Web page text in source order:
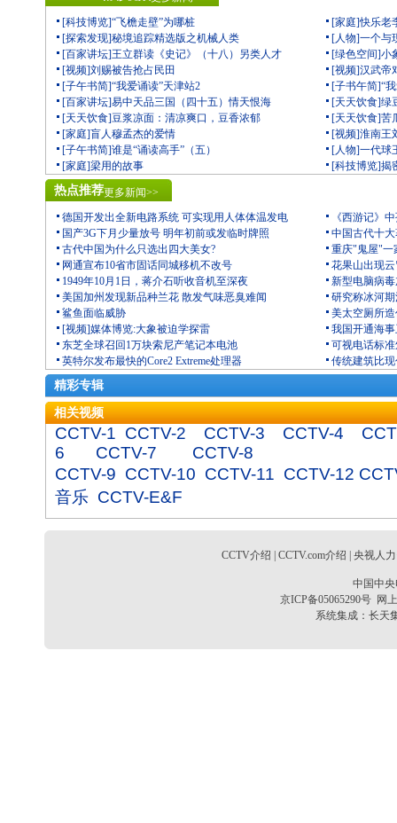
[科技博览]“飞檐走壁”为哪桩
[家庭]快乐老
[探索发现]秘境追踪精选版之机械人类
[人物]一个
[百家讲坛]王立群读《史记》（十八）另类人才
[绿色空间]小
[视频]刘赐被告抢占民田
[视频]汉武帝
[子午书简]“我爱诵读”天津站2
[子书午简]“
[百家讲坛]易中天品三国（四十五）情天恨海
[天天饮食]绿
[天天饮食]豆浆凉面：清凉爽口，豆香浓郁
[天天饮食]苦
[家庭]盲人穆孟杰的爱情
[视频]淮南王
[子午书简]谁是“诵读高手”（五）
[人物]一代球
[家庭]梁用的故事
[科技博览]揭
热点推荐更多新闻>>
德国开发出全新电路系统 可实现用人体体温发电
《西游记》
国产3G下月少量放号 明年初前或发临时牌照
中国古代十
古代中国为什么只选出四大美女?
重庆"鬼屋"一
网通宣布10省市固话同城移机不改号
花果山出现
1949年10月1日，蒋介石听收音机至深夜
新型电脑病
美国加州发现新品种兰花 散发气味恶臭难闻
研究称冰河
鲨鱼面临威胁
美太空厕所
[视频]媒体博览:大象被迫学探雷
我国开通海
东芝全球召回1万块索尼产笔记本电池
可视电话标
英特尔发布最快的Core2 Extreme处理器
传统建筑比
精彩专辑
相关视频
CCTV-1 CCTV-2 CCTV-3 CCTV-4
6
CCTV-7
CCTV-8
CCTV-9 CCTV-10 CCTV-11 CCTV-12
音乐 CCTV-E&F
CCTV介绍 CCTV.com介绍 央视人
中国中
京ICP备05065290号 网
系统集成： 长天